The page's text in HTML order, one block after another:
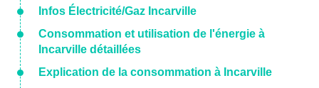
Infos Électricité/Gaz Incarville
Consommation et utilisation de l'énergie à
Incarville détaillées
Explication de la consommation à Incarville